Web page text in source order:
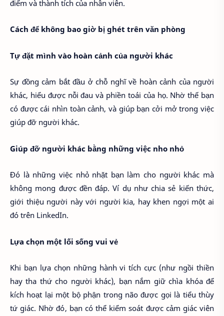
điểm và thành tích của nhân viên.
Cách để không bao giờ bị ghét trên văn phòng
Tự đặt mình vào hoàn cảnh của người khác
Sự đồng cảm bắt đầu ở chỗ nghĩ về hoàn cảnh của người
khác, hiểu được nỗi đau và phiền toái của họ. Nhờ thế bạn
có được cái nhìn toàn cảnh, và giúp bạn cởi mở trong việc
giúp đỡ người khác.
Giúp đỡ người khác bằng những việc nho nhỏ
Đó là những việc nhỏ nhặt bạn làm cho người khác mà
không mong được đền đáp. Ví dụ như chia sẻ kiến thức,
giới thiệu người này với người kia, hay khen ngợi một ai
đó trên LinkedIn.
Lựa chọn một lối sống vui vẻ
Khi bạn lựa chọn những hành vi tích cực (như ngồi thiền
hay tha thứ cho người khác), bạn nắm giữ chìa khóa để
kích hoạt lại một bộ phận trong não được gọi là tiểu thùy
tứ giác. Nhờ đó, bạn có thể kiểm soát được cảm giác viên